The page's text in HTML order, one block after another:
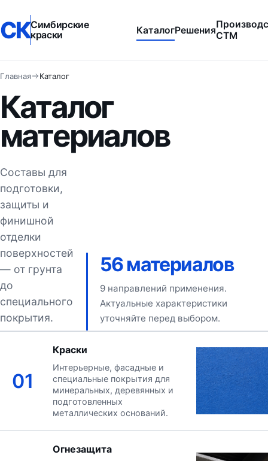
СКСимбирские
краски
КаталогРешенияСТМ
Главная Каталог
Каталог
материалов
Составы для
подготовки,
защиты и
финишной
отделки
поверхностей
— от грунта
до
специального
покрытия.
56 материалов
9 направлений применения.
Актуальные характеристики
уточняйте перед выбором.
01
Краски
Интерьерные, фасадные и
специальные покрытия для
минеральных, деревянных и
подготовленных
металлических оснований.
Огнезащита